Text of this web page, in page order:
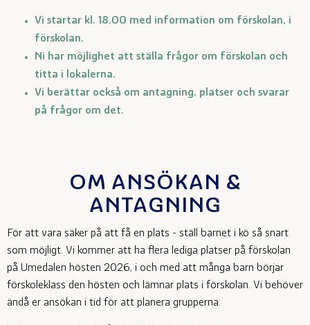
Vi startar kl. 18.00 med information om förskolan, i
förskolan.
Ni har möjlighet att ställa frågor om förskolan och
titta i lokalerna.
Vi berättar också om antagning, platser och svarar
på frågor om det.
OM ANSÖKAN &
ANTAGNING
För att vara säker på att få en plats - ställ barnet i kö så snart
som möjligt. Vi kommer att ha flera lediga platser på förskolan
på Umedalen hösten 2026, i och med att många barn börjar
förskoleklass den hösten och lämnar plats i förskolan. Vi behöver
ändå er ansökan i tid för att planera grupperna.